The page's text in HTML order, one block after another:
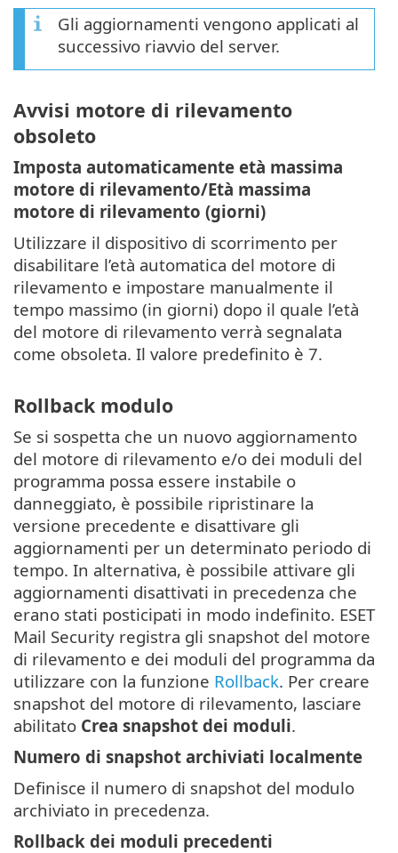
Gli aggiornamenti vengono applicati al
successivo riavvio del server.
Avvisi motore di rilevamento
obsoleto
Imposta automaticamente età massima
motore di rilevamento/Età massima
motore di rilevamento (giorni)
Utilizzare il dispositivo di scorrimento per
disabilitare l’età automatica del motore di
rilevamento e impostare manualmente il
tempo massimo (in giorni) dopo il quale l’età
del motore di rilevamento verrà segnalata
come obsoleta. Il valore predefinito è 7.
Rollback modulo
Se si sospetta che un nuovo aggiornamento
del motore di rilevamento e/o dei moduli del
programma possa essere instabile o
danneggiato, è possibile ripristinare la
versione precedente e disattivare gli
aggiornamenti per un determinato periodo di
tempo. In alternativa, è possibile attivare gli
aggiornamenti disattivati in precedenza che
erano stati posticipati in modo indefinito. ESET
Mail Security registra gli snapshot del motore
di rilevamento e dei moduli del programma da
utilizzare con la funzione Rollback. Per creare
snapshot del motore di rilevamento, lasciare
abilitato Crea snapshot dei moduli.
Numero di snapshot archiviati localmente
Definisce il numero di snapshot del modulo
archiviato in precedenza.
Rollback dei moduli precedenti